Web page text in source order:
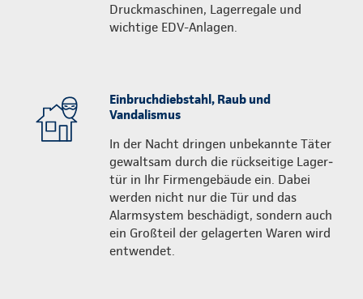
Druckmaschinen, Lagerregale und
wichtige EDV-Anlagen.
Einbruchdiebstahl, Raub und
Vandalismus
In der Nacht dringen unbekannte Täter
gewaltsam durch die rückseitige Lager­
tür in Ihr Firmengebäude ein. Dabei
werden nicht nur die Tür und das
Alarmsystem beschädigt, sondern auch
ein Großteil der gelagerten Waren wird
entwendet.